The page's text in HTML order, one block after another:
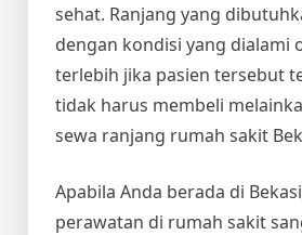
sehat. Ranjang yang
dengan kondisi yang dialami
terlebih jika pasien tersebut
tidak harus membeli
sewa ranjang rumah sakit
Apabila Anda berada di
perawatan di rumah sakit